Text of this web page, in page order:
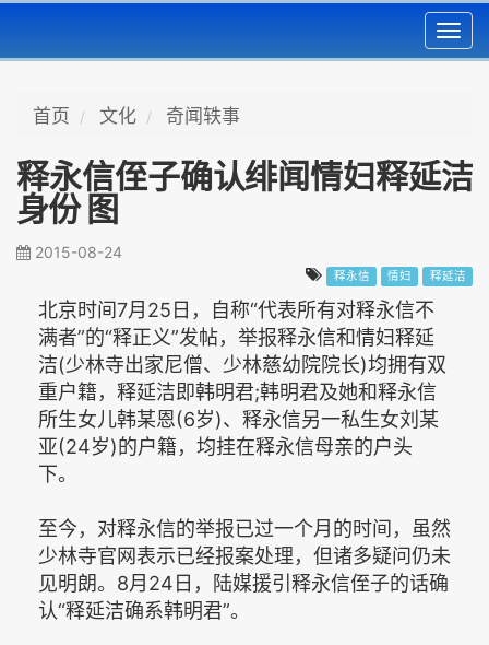
首页 文化 奇闻轶事
释永信侄子确认绯闻情妇释延洁
身份 图
2015-08-24
释永信 情妇 释延洁
北京时间7月25日，自称“代表所有对释永信不
满者”的“释正义”发帖，举报释永信和情妇释延
洁(少林寺出家尼僧、少林慈幼院院长)均拥有双
重户籍，释延洁即韩明君;韩明君及她和释永信
所生女儿韩某恩(6岁)、释永信另一私生女刘某
亚(24岁)的户籍，均挂在释永信母亲的户头
下。
至今，对释永信的举报已过一个月的时间，虽然
少林寺官网表示已经报案处理，但诸多疑问仍未
见明朗。8月24日，陆媒援引释永信侄子的话确
认“释延洁确系韩明君”。